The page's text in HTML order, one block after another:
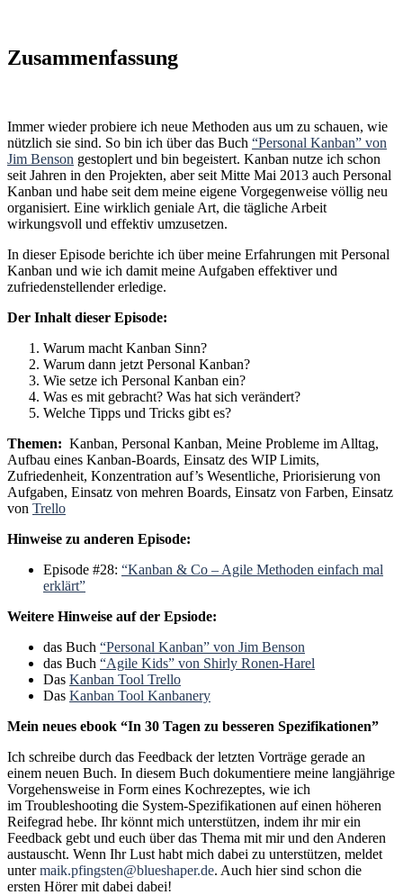
Zusammenfassung
Immer wieder probiere ich neue Methoden aus um zu schauen, wie
nützlich sie sind. So bin ich über das Buch “Personal Kanban” von
Jim Benson gestoplert und bin begeistert. Kanban nutze ich schon
seit Jahren in den Projekten, aber seit Mitte Mai 2013 auch Personal
Kanban und habe seit dem meine eigene Vorgegenweise völlig neu
organisiert. Eine wirklich geniale Art, die tägliche Arbeit
wirkungsvoll und effektiv umzusetzen.
In dieser Episode berichte ich über meine Erfahrungen mit Personal
Kanban und wie ich damit meine Aufgaben effektiver und
zufriedenstellender erledige.
Der Inhalt dieser Episode:
Warum macht Kanban Sinn?
Warum dann jetzt Personal Kanban?
Wie setze ich Personal Kanban ein?
Was es mit gebracht? Was hat sich verändert?
Welche Tipps und Tricks gibt es?
Themen: Kanban, Personal Kanban, Meine Probleme im Alltag,
Aufbau eines Kanban-Boards, Einsatz des WIP Limits,
Zufriedenheit, Konzentration auf’s Wesentliche, Priorisierung von
Aufgaben, Einsatz von mehren Boards, Einsatz von Farben, Einsatz
von Trello
Hinweise zu anderen Episode:
Episode #28: “Kanban & Co – Agile Methoden einfach mal
erklärt”
Weitere Hinweise auf der Epsiode:
das Buch “Personal Kanban” von Jim Benson
das Buch “Agile Kids” von Shirly Ronen-Harel
Das Kanban Tool Trello
Das Kanban Tool Kanbanery
Mein neues ebook “In 30 Tagen zu besseren Spezifikationen”
Ich schreibe durch das Feedback der letzten Vorträge gerade an
einem neuen Buch. In diesem Buch dokumentiere meine langjährige
Vorgehensweise in Form eines Kochrezeptes, wie ich
im Troubleshooting die System-Spezifikationen auf einen höheren
Reifegrad hebe. Ihr könnt mich unterstützen, indem ihr mir ein
Feedback gebt und euch über das Thema mit mir und den Anderen
austauscht. Wenn Ihr Lust habt mich dabei zu unterstützen, meldet
untermaik.pfingsten@blueshaper.de. Auch hier sind schon die
ersten Hörer mit dabei dabei!